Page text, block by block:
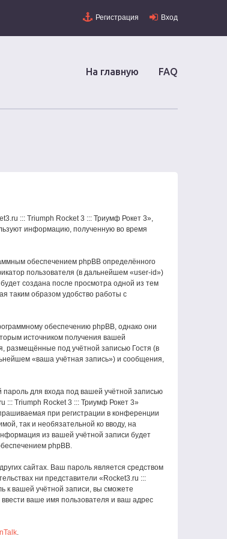
Регистрация Вход
На главную FAQ
::: Triumph Rocket 3 ::: Триумф Рокет 3»,
информацию, полученную во время
обеспечением phpBB определённого
пользователя (в дальнейшем «user-id»)
создана после просмотра одной из тем
таким образом удобство работы с
обеспечению phpBB, однако они
источником получения вашей
под учётной записью Гостя (в
«ваша учётная запись») и сообщения,
для входа под вашей учётной записью
Triumph Rocket 3 ::: Триумф Рокет 3»
при регистрации в конференции
так и необязательной ко вводу, на
из вашей учётной записи будет
phpBB.
сайтах. Ваш пароль является средством
ни представители «Rocket3.ru :::
к вашей учётной записи, вы сможете
ваше имя пользователя и ваш адрес
.